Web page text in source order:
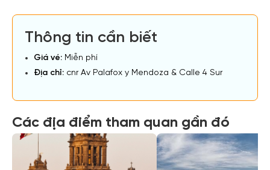
Thông tin cần biết
Giá vé: Miễn phí
Địa chỉ: cnr Av Palafox y Mendoza & Calle 4 Sur
Các địa điểm tham quan gần đó